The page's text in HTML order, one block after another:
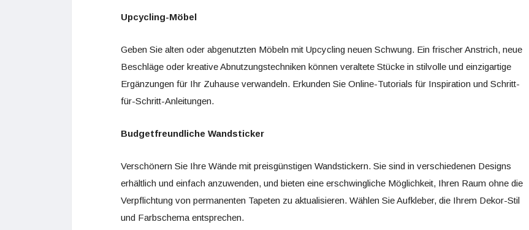
Upcycling-Möbel
Geben Sie alten oder abgenutzten Möbeln mit Upcycling neuen Schwung. Ein frischer Anstrich, neue
Beschläge oder kreative Abnutzungstechniken können veraltete Stücke in stilvolle und einzigartige
Ergänzungen für Ihr Zuhause verwandeln. Erkunden Sie Online-Tutorials für Inspiration und Schritt-
für-Schritt-Anleitungen.
Budgetfreundliche Wandsticker
Verschönern Sie Ihre Wände mit preisgünstigen Wandstickern. Sie sind in verschiedenen Designs
erhältlich und einfach anzuwenden, und bieten eine erschwingliche Möglichkeit, Ihren Raum ohne die
Verpflichtung von permanenten Tapeten zu aktualisieren. Wählen Sie Aufkleber, die Ihrem Dekor-Stil
und Farbschema entsprechen.